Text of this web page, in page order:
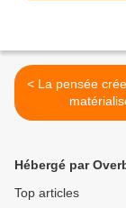
< La pensée crée, la parole
Hébergé par
Top articles